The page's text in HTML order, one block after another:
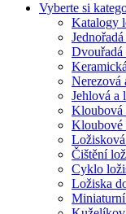
Vyberte si
Katalogy
Nerezová
Jehlová a
Kloubová
Kloubové
Ložisková
Čištění
Cyklo
Ložiska